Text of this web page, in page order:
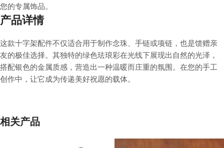
您的专属饰品。
产品详情
这款十字架配件不仅适合用于制作念珠、手链或项链，也是馈赠亲
友的极佳选择。其独特的绿色珐琅彩在光线下展现出自然的光泽，
搭配银色的金属质感，营造出一种温暖而庄重的氛围。在您的手工
创作中，让它成为传递美好祝愿的载体。
相关产品